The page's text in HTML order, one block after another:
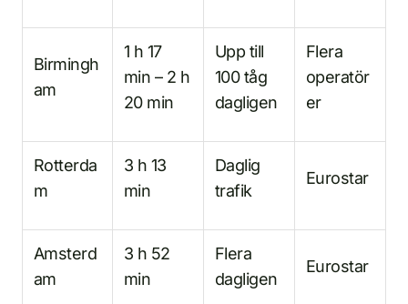
Birmingh
am
1 h 17
min – 2 h
20 min
Upp till
100 tåg
dagligen
Flera
operatör
er
Rotterda
m
3 h 13
min
Daglig
trafik
Eurostar
Amsterd
am
3 h 52
min
Flera
dagligen
Eurostar